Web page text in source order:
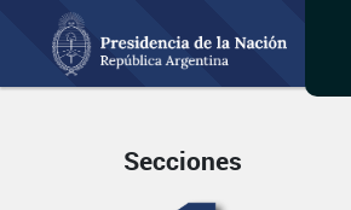
Secciones